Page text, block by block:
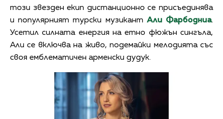
този звезден екип дистанционно се присъединява
и популярният турски музикант Али Фарбодниа.
Усетил силната енергия на етно фюжън сингъла,
Али се включва на живо, подемайки мелодията със
своя емблематичен арменски дудук.